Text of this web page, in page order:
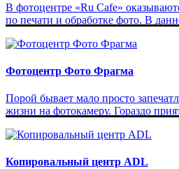
В фотоцентре «Ru Cafe»
по печати и обработке фото. В
Фотоцентр Фото Фрагма
Порой бывает мало просто
жизни на фотокамеру. Гораздо
Копировальный центр ADL